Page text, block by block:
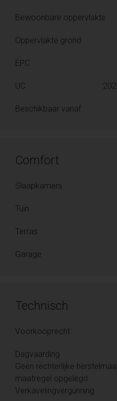
Bewoonbare oppervlakte
Oppervlakte grond
EPC
UC
Beschikbaar vanaf
Comfort
Slaapkamers
Tuin
Terras
Garage
Technisch
Voorkooprecht
Dagvaarding
Geen rechterlijke
maatregel opgelegd
Verkavelingvergunning